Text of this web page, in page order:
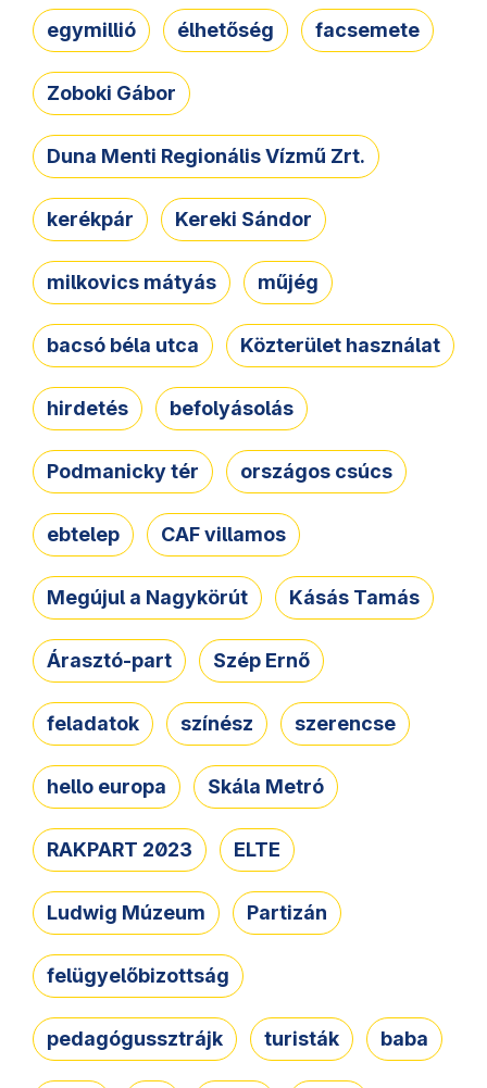
egymillió élhetőség facsemete
Zoboki Gábor
Duna Menti Regionális Vízmű Zrt.
kerékpár Kereki Sándor
milkovics mátyás műjég
bacsó béla utca Közterület használat
hirdetés befolyásolás
Podmanicky tér országos csúcs
ebtelep CAF villamos
Megújul a Nagykörút Kásás Tamás
Árasztó-part Szép Ernő
feladatok színész szerencse
hello europa Skála Metró
RAKPART 2023 ELTE
Ludwig Múzeum Partizán
felügyelőbizottság
pedagógussztrájk turisták baba